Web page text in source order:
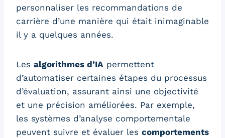
personnaliser les recommandations de
carrière d’une manière qui était inimaginable
il y a quelques années.
Les algorithmes d’IA permettent
d’automatiser certaines étapes du processus
d’évaluation, assurant ainsi une objectivité
et une précision améliorées. Par exemple,
les systèmes d’analyse comportementale
peuvent suivre et évaluer les comportements